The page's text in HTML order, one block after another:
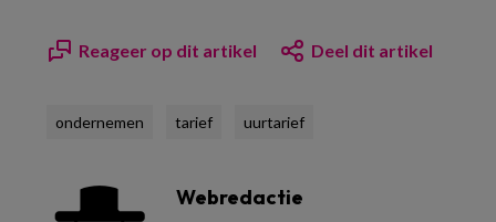
Reageer op dit artikel Deel dit artikel
ondernemen tarief uurtarief
Webredactie